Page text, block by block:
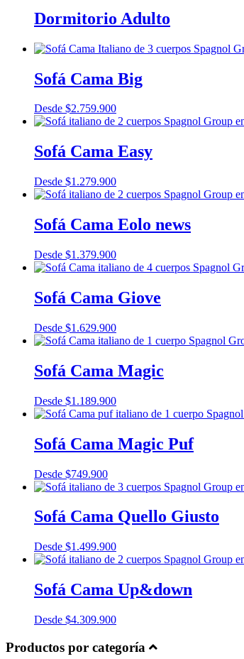
Dormitorio Adulto
Sofá Cama Big
Desde $2.759.900
Sofá Cama Easy
Desde $1.279.900
Sofá Cama Eolo news
Desde $1.379.900
Sofá Cama Giove
Desde $1.629.900
Sofá Cama Magic
Desde $1.189.900
Sofá Cama Magic Puf
Desde $749.900
Sofá Cama Quello Giusto
Desde $1.499.900
Sofá Cama Up&down
Desde $4.309.900
Productos por categoría